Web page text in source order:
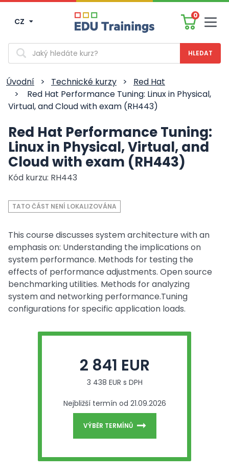
CZ
0
Vyhledávání
Úvodní > Technické kurzy >
Red Hat
>
Red Hat Performance Tuning: Linux in Physical,
Virtual, and Cloud with exam (RH443)
Red Hat Performance Tuning:
Linux in Physical, Virtual, and
Cloud with exam (RH443)
Kód kurzu: RH443
TATO ČÁST NENÍ LOKALIZOVÁNA
This course discusses system architecture with an
emphasis on: Understanding the implications on
system performance. Methods for testing the
effects of performance adjustments. Open source
benchmarking utilities. Methods for analyzing
system and networking performance.Tuning
configurations for specific application loads.
2 841 EUR
3 438 EUR s DPH
Nejbližší termín od 21.09.2026
VÝBĚR TERMÍNŮ